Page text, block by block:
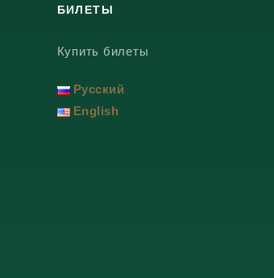
БИЛЕТЫ
Купить билеты
Русский
English